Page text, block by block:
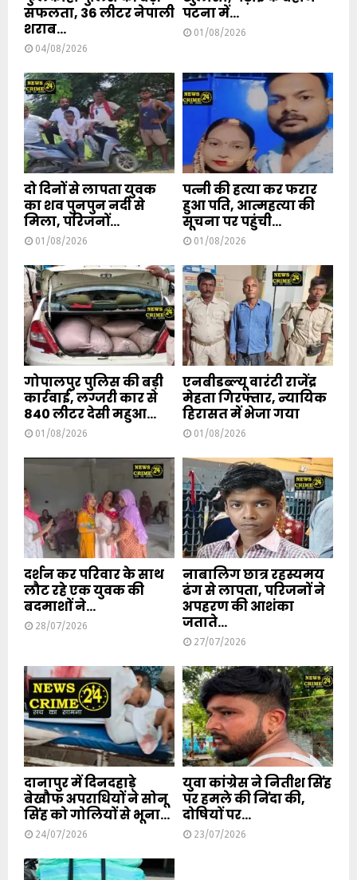
सफलता, 36 लीटर नेपाली
शराब...
04/08/2026
पटना में...
01/08/2026
दो दिनों से लापता युवक
का शव पुनपुन नदी से
मिला, परिजनों...
01/08/2026
पत्नी की हत्या कर फरार
हुआ पति, आत्महत्या की
सूचना पर पहुंची...
01/08/2026
गोपालपुर पुलिस की बड़ी
कार्रवाई, लग्जरी कार से
840 लीटर देसी महुआ...
01/08/2026
एनबीडब्ल्यू वारंटी राजेंद्र
मेहता गिरफ्तार, न्यायिक
हिरासत में भेजा गया
01/08/2026
दर्शन कर परिवार के साथ
लौट रहे एक युवक की
बदमाशों ने...
28/07/2026
नाबालिग छात्र रहस्यमय
ढंग से लापता, परिजनों ने
अपहरण की आशंका
जताते...
27/07/2026
दानापुर में दिनदहाड़े
बेखौफ अपराधियों ने सोनू
सिंह को गोलियों से भूना...
24/07/2026
युवा कांग्रेस ने नितीश सिंह
पर हमले की निंदा की,
दोषियों पर...
23/07/2026